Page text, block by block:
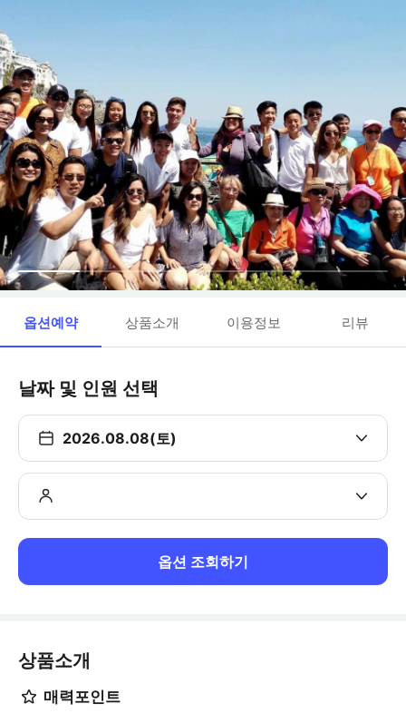
옵션예약 상품소개 이용정보 리뷰
날짜 및 인원 선택
2026.08.08(토)
옵션 조회하기
상품소개
매력포인트